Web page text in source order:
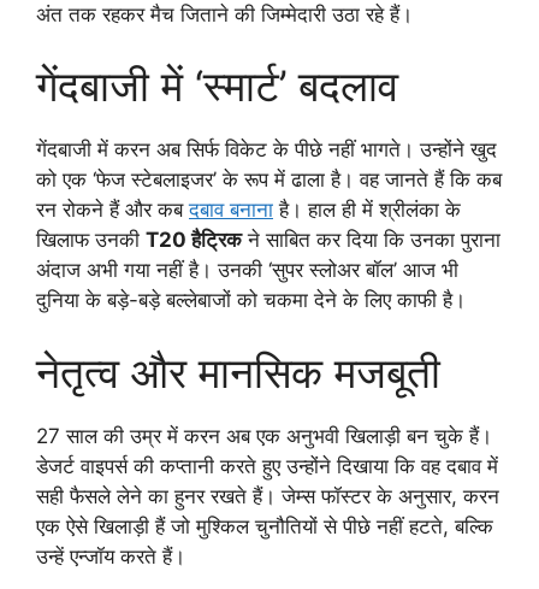
अंत तक रहकर मैच जिताने की जिम्मेदारी उठा रहे हैं।
गेंदबाजी में ‘स्मार्ट’ बदलाव
गेंदबाजी में करन अब सिर्फ विकेट के पीछे नहीं भागते। उन्होंने खुद
को एक ‘फेज स्टेबलाइजर’ के रूप में ढाला है। वह जानते हैं कि कब
रन रोकने हैं और कबदबाव बनाना है। हाल ही में श्रीलंका के
खिलाफ उनकी T20 हैट्रिकने साबित कर दिया कि उनका पुराना
अंदाज अभी गया नहीं है। उनकी ‘सुपर स्लोअर बॉल’ आज भी
दुनिया के बड़े-बड़े बल्लेबाजों को चकमा देने के लिए काफी है।
नेतृत्व और मानसिक मजबूती
27 साल की उम्र में करन अब एक अनुभवी खिलाड़ी बन चुके हैं।
डेजर्ट वाइपर्स की कप्तानी करते हुए उन्होंने दिखाया कि वह दबाव में
सही फैसले लेने का हुनर रखते हैं। जेम्स फॉस्टर के अनुसार, करन
एक ऐसे खिलाड़ी हैं जो मुश्किल चुनौतियों से पीछे नहीं हटते, बल्कि
उन्हें एन्जॉय करते हैं।